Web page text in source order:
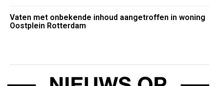
Vaten met onbekende inhoud aangetroffen in woning
Oostplein Rotterdam